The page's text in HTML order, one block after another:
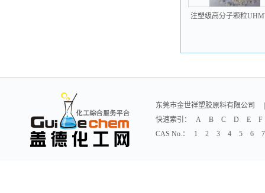
注塑级高分子颗粒
东莞市金世祥塑胶原料有限公司
快速索引：
A B C D E
F
CAS No.：
1 2 3 4 5 6 7